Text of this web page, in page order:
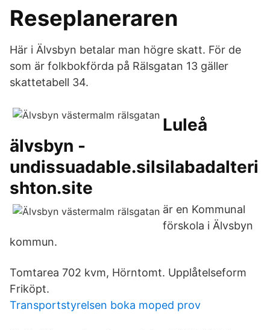
Reseplaneraren
Här i Älvsbyn betalar man högre skatt. För de
som är folkbokförda på Rälsgatan 13 gäller
skattetabell 34.
Luleå
älvsbyn -
undissuadable.silsilabadalteri
shton.site
är en Kommunal
förskola i Älvsbyn
kommun.
Tomtarea 702 kvm, Hörntomt. Upplåtelseform
Friköpt.
Transportstyrelsen boka moped prov